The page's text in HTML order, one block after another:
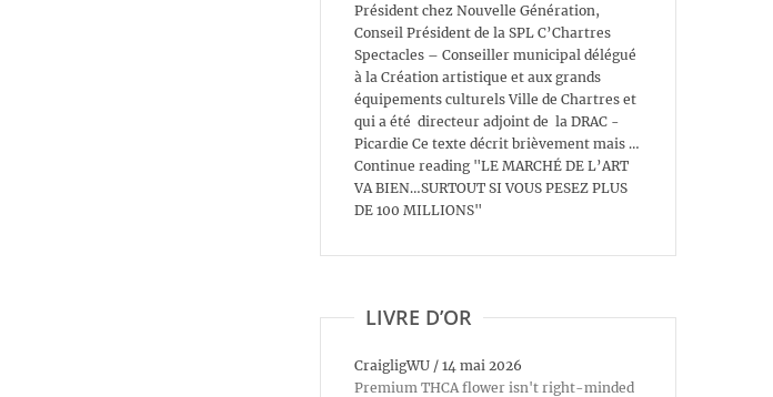
Président chez Nouvelle Génération,
Conseil Président de la SPL C’Chartres
Spectacles – Conseiller municipal délégué
à la Création artistique et aux grands
équipements culturels Ville de Chartres et
qui a été directeur adjoint de la DRAC -
Picardie Ce texte décrit brièvement mais …
Continue reading "LE MARCHÉ DE L’ART
VA BIEN…SURTOUT SI VOUS PESEZ PLUS
DE 100 MILLIONS"
LIVRE D’OR
CraigligWU / 14 mai 2026
Premium THCA flower isn't right-minded